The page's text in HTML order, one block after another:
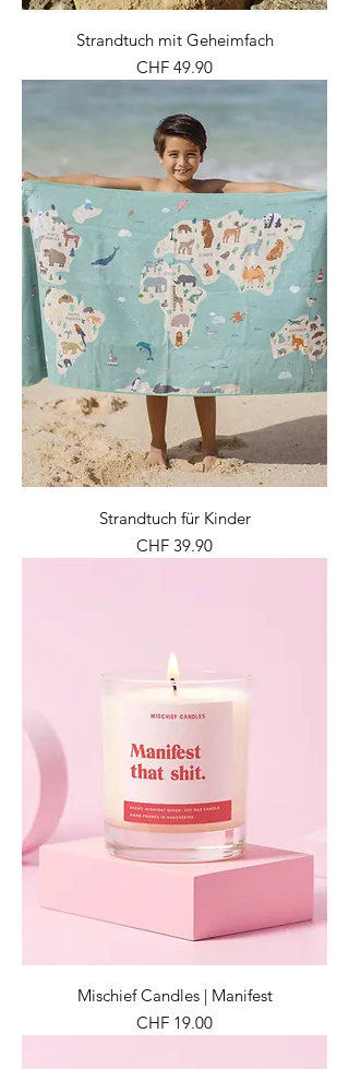
Strandtuch mit Geheimfach
Preis
CHF 49.90
Strandtuch für Kinder
Preis
CHF 39.90
Mischief Candles | Manifest
Preis
CHF 19.00